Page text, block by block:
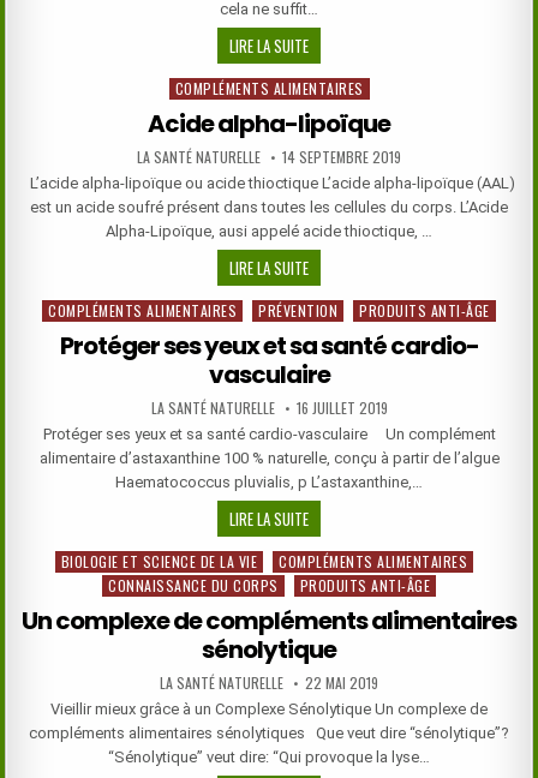
cela ne suffit…
LIRE LA SUITEFLUIDIFIER
NATURELLEMENT
LE
SANG
Posted
COMPLÉMENTS ALIMENTAIRES
Acide alpha-lipoïque
AUTHOR:
LA SANTÉ NATURELLE PUBLISHED
DATE:
14 SEPTEMBRE 2019
L’acide alpha-lipoïque ou acide thioctique L’acide alpha-lipoïque (AAL)
est un acide soufré présent dans toutes les cellules du corps. L’Acide
Alpha-Lipoïque, ausi appelé acide thioctique, …
LIRE LA SUITEACIDE
ALPHA-
LIPOÏQUE
Posted
COMPLÉMENTS ALIMENTAIRES PRÉVENTION PRODUITS ANTI-ÂGE
Protéger ses yeux et sa santé cardio-
vasculaire
AUTHOR:
LA SANTÉ NATURELLE PUBLISHED
DATE:
16 JUILLET 2019
Protéger ses yeux et sa santé cardio-vasculaire Un complément
alimentaire d’astaxanthine 100 % naturelle, conçu à partir de l’algue
Haematococcus pluvialis, p L’astaxanthine,…
LIRE LA SUITEPROTÉGER
SES
YEUX
ET
SA
SANTÉ
CARDIO-
VASCULAIRE
Posted
BIOLOGIE ET SCIENCE DE LA VIE
COMPLÉMENTS ALIMENTAIRES
CONNAISSANCE DU CORPS
PRODUITS ANTI-ÂGE
Un complexe de compléments alimentaires
sénolytique
AUTHOR:
LA SANTÉ NATURELLE PUBLISHED
DATE:
22 MAI 2019
Vieillir mieux grâce à un Complexe Sénolytique Un complexe de
compléments alimentaires sénolytiques Que veut dire “sénolytique”?
“Sénolytique” veut dire: “Qui provoque la lyse…